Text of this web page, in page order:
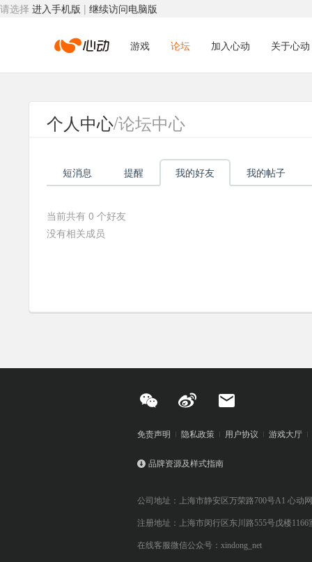
请选择 进入手机版 | 继续访问电脑版
心
动
络
游戏 论坛 加入心动 关于心动
个人中心/论坛中心
短消息 提醒 我的好友 我的帖子
当前共有 0 个好友
没有相关成员
免责声明 隐私政策 用户协议 游戏大厅
品牌资源及样式指南
公司地址：上海市静安区万荣路700号A1 心动
注册地址：上海市闵行区东川路555号戊楼1166
在线客服微信公众号：xindong_net